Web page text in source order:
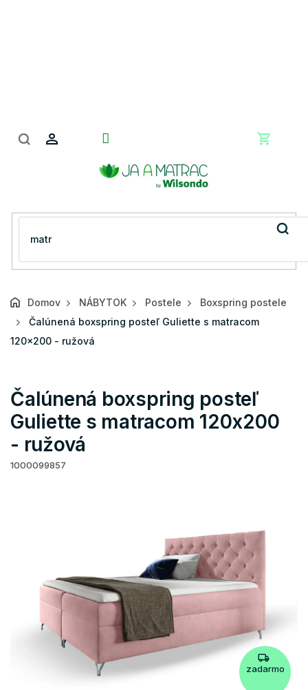
Domov NÁBYTOK Postele
Boxspring postele
Čalúnená boxspring posteľ Guliette s matracom
120x200 - ružová
Čalúnená boxspring posteľ
Guliette s matracom 120x200
- ružová
1000099857
zadarmo